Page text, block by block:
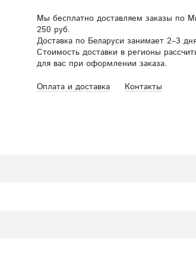
Мы бесплатно доставляем заказы по
250 руб.
Доставка по Беларуси занимает 2–3
Стоимость доставки в регионы
для вас при оформлении заказа.
Оплата и доставка Контакты